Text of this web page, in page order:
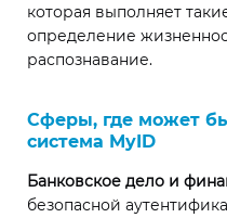
которая выполняет
определение
распознавание.
Сферы, где может
система MyID
Банковское дело и
безопасной